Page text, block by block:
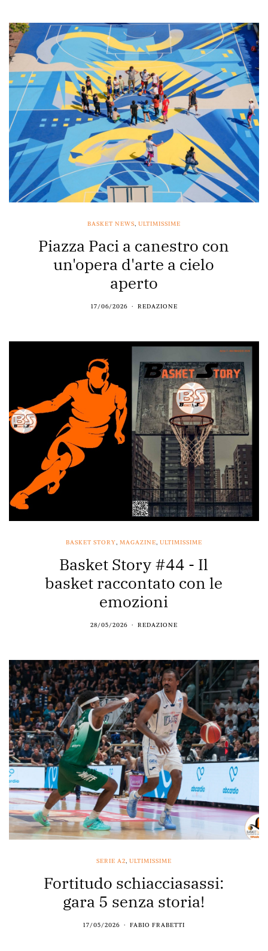
BASKET NEWS, ULTIMISSIME
Piazza Paci a canestro con
un'opera d'arte a cielo
aperto
17/06/2026 REDAZIONE
BASKET STORY, MAGAZINE, ULTIMISSIME
Basket Story #44 - Il
basket raccontato con le
emozioni
28/05/2026 REDAZIONE
SERIE A2, ULTIMISSIME
Fortitudo schiacciasassi:
gara 5 senza storia!
17/05/2026 FABIO FRABETTI